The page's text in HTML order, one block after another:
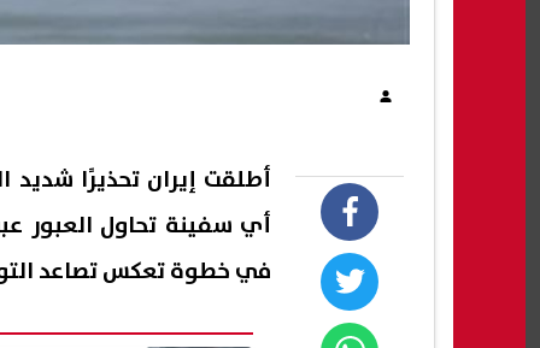
أطلقت إيران تحذيرًا
أي سفينة تحاول العبور
في خطوة تعكس تصاعد